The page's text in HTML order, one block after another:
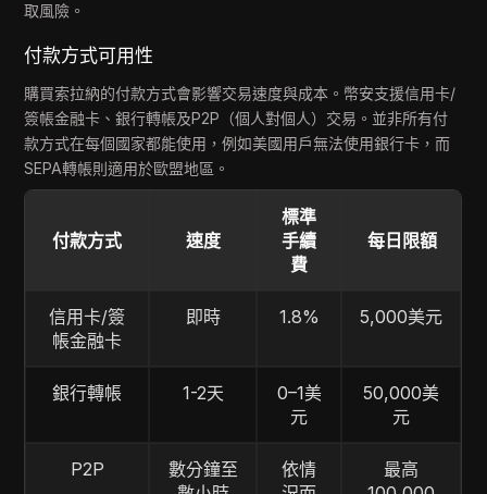
取風險。
付款方式可用性
購買索拉納的付款方式會影響交易速度與成本。幣安支援信用卡/
簽帳金融卡、銀行轉帳及P2P（個人對個人）交易。並非所有付
款方式在每個國家都能使用，例如美國用戶無法使用銀行卡，而
SEPA轉帳則適用於歐盟地區。
付款方式 速度
標準
手續
費
每日限額
信用卡/簽
帳金融卡
即時 1.8% 5,000美元
銀行轉帳 1-2天
0–1美
元
50,000美
元
P2P
數分鐘至
依情
最高